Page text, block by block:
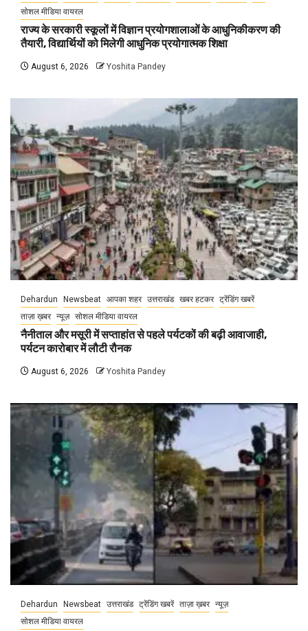
सोशल मीडिया वायरल
राज्य के सरकारी स्कूलों में विज्ञान प्रयोगशालाओं के आधुनिकीकरण की
तैयारी, विद्यार्थियों को मिलेगी आधुनिक प्रयोगात्मक शिक्षा
August 6, 2026 Yoshita Pandey
Dehardun Newsbeat आपका शहर उत्तराखंड खबर हटकर ट्रेंडिंग खबरें
ताज़ा ख़बर न्यूज़ सोशल मीडिया वायरल
नैनीताल और मसूरी में सप्ताहांत से पहले पर्यटकों की बढ़ी आवाजाही,
पर्यटन कारोबार में लौटी रौनक
August 6, 2026 Yoshita Pandey
Dehardun Newsbeat उत्तराखंड ट्रेंडिंग खबरें ताज़ा ख़बर न्यूज़
सोशल मीडिया वायरल